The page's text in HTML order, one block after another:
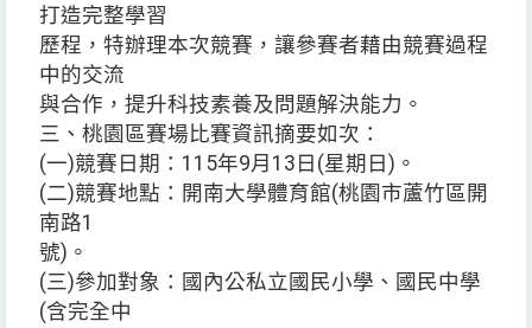
打造完整學習
歷程，特辦理本次競賽，讓參賽者藉由競賽過程
中的交流
與合作，提升科技素養及問題解決能力。
三、桃園區賽場比賽資訊摘要如次：
(一)競賽日期：115年9月13日(星期日)。
(二)競賽地點：開南大學體育館(桃園市蘆竹區開
南路1
號)。
(三)參加對象：國內公私立國民小學、國民中學
(含完全中